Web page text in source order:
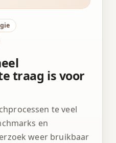
traag is voor
te veel
en
weer bruikbaar